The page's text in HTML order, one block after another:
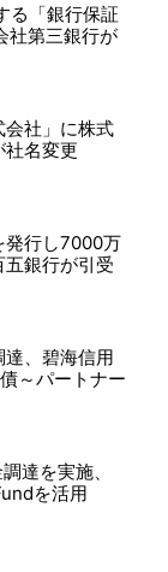
る「銀行保証
社第三銀行が
会社」に株式
社名変更
発行し7000万
銀行が引受
、碧海信用
～パートナー
達を実施、
を活用